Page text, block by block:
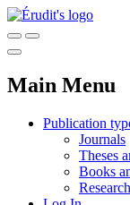
Main Menu
Publication
Journals
Theses
Books